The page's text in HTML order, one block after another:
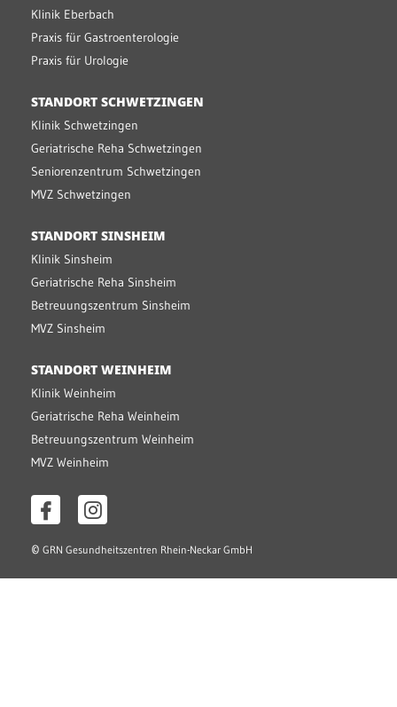
Klinik Eberbach
Praxis für Gastroenterologie
Praxis für Urologie
STANDORT SCHWETZINGEN
Klinik Schwetzingen
Geriatrische Reha Schwetzingen
Seniorenzentrum Schwetzingen
MVZ Schwetzingen
STANDORT SINSHEIM
Klinik Sinsheim
Geriatrische Reha Sinsheim
Betreuungszentrum Sinsheim
MVZ Sinsheim
STANDORT WEINHEIM
Klinik Weinheim
Geriatrische Reha Weinheim
Betreuungszentrum Weinheim
MVZ Weinheim
© GRN Gesundheitszentren Rhein-Neckar GmbH